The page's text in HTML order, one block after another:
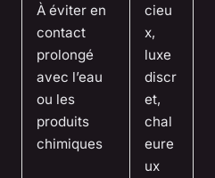
À éviter en
contact
prolongé
avec l’eau
ou les
produits
chimiques
cieu
x,
luxe
discr
et,
chal
eure
ux